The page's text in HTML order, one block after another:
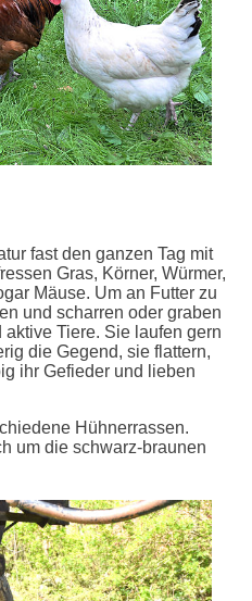
fast den ganzen Tag mit
Gras, Körner, Würmer,
Mäuse. Um an Futter zu
und scharren oder graben
Tiere. Sie laufen gern
die Gegend, sie flattern,
ihr Gefieder und lieben
Hühnerrassen.
um die schwarz-braunen